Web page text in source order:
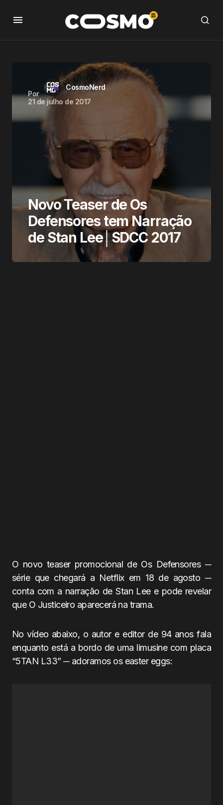
Por
CosmoNerd
21 de julho de 2017
Novo Teaser de Os
Defensores tem Narração
de Stan Lee│SDCC 2017
O novo teaser promocional de Os Defensores ─
série que chegará a Netflix em 18 de agosto ─
conta com a narração de Stan Lee e pode revelar
que O Justiceiro aparecerá na trama.
No vídeo abaixo, o autor e editor de 94 anos fala
enquanto está a bordo de uma limusine com placa
“5TAN L33” ─ adoramos os easter eggs: